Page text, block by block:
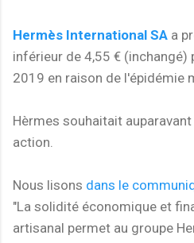
Hermès International SA a
inférieur de 4,55 €
2019 en raison de l'épidémie
Hèrmes souhaitait
action.
Nous lisons dans le
"La solidité économique et
artisanal permet au groupe